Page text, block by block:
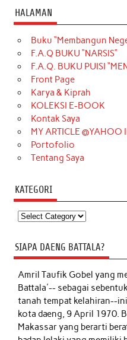
HALAMAN
Buku “Membangun
F.A.Q BUKU “NARSIS”
F.A.Q. BUKU PUISI
Front Page
Karya & Kiprah
KOLEKSI E-BOOK
Kontak Saya
MY ARTICLE @YAHOO
Portofolio
Tentang Saya
KATEGORI
Kategori
SIAPA DAENG BATTALA?
Amril Taufik Gobelyang
Battala'-- sebagai
tanah tempat kelahiran--
kota daeng, 9 April 1970.
Makassar yang berarti